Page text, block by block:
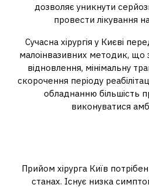
дозволяє уникнути
провести лікування на
Сучасна хірургія у Києві
малоінвазивних методик,
відновлення, мінімальну
скорочення періоду
обладнанню більшість
виконуватися
Прийом хірурга Київ
станах. Існує низка